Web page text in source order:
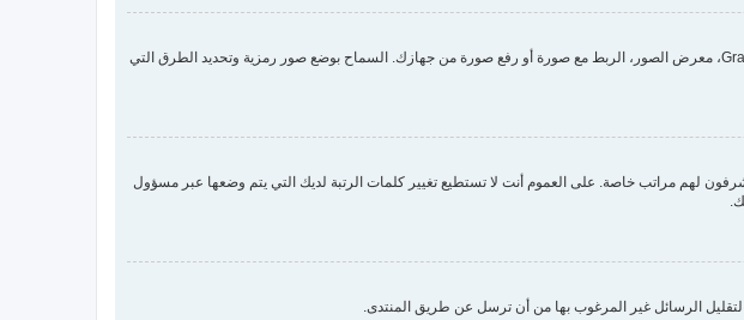
من خلال لوحة التحكم الخاصة بك، تحت بند "الملف الشخصي" يمكنك وضع صورة رمزية لك عن طريق واحدة من أربع طرق: Gravatar، معرض الصور، الربط مع صورة أو رفع صورة من جهازك. السماح بوضع صور رمزية وتحديد الطرق التي
لهم مراتب خاصة. على العموم أنت لا تستطيع تغيير كلمات الرتبة لديك التي يتم وضعها عبر مسؤول
الرسائل غير المرغوب بها من أن ترسل عن طريق المنتدى.